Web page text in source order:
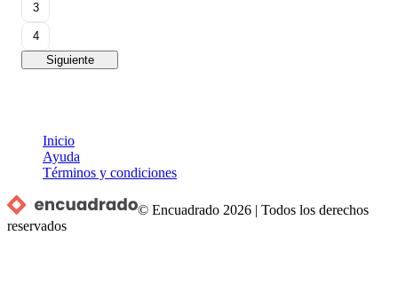
3
4
Siguiente
Inicio
Ayuda
Términos y condiciones
© Encuadrado 2026 |Todos los derechos
reservados